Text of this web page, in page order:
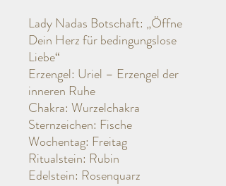
Lady Nadas Botschaft: „Öffne
Dein Herz für bedingungslose
Liebe“
Erzengel: Uriel – Erzengel der
inneren Ruhe
Chakra: Wurzelchakra
Sternzeichen: Fische
Wochentag: Freitag
Ritualstein: Rubin
Edelstein: Rosenquarz